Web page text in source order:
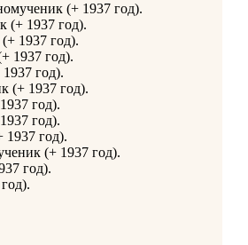
(+ 1937 год).
(+ 1937 год).
1937 год).
1937 год).
год).
(+ 1937 год).
год).
год).
1937 год).
(+ 1937 год).
год).